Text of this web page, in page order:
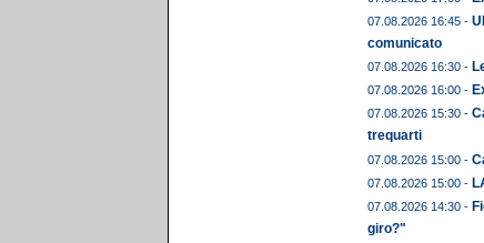
07.08.2026 16:45 -
comunicato
07.08.2026 16:30 -
07.08.2026 16:00 -
07.08.2026 15:30 -
trequarti
07.08.2026 15:00 -
07.08.2026 15:00 -
07.08.2026 14:30 -
giro?"